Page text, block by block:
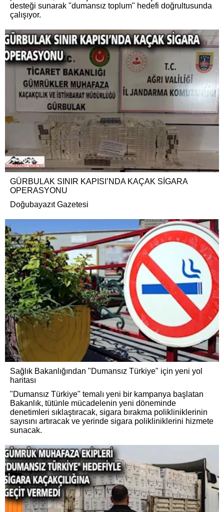
desteği sunarak "dumansız toplum" hedefi doğrultusunda
çalışıyor.
GÜRBULAK SINIR KAPISI’NDA KAÇAK SİGARA
OPERASYONU
Doğubayazıt Gazetesi
Sağlık Bakanlığından "Dumansız Türkiye" için yeni yol
haritası
"Dumansız Türkiye" temalı yeni bir kampanya başlatan
Bakanlık, tütünle mücadelenin yeni döneminde
denetimleri sıklaştıracak, sigara bırakma polikliniklerinin
sayısını artıracak ve yerinde sigara polikliniklerini hizmete
sunacak.